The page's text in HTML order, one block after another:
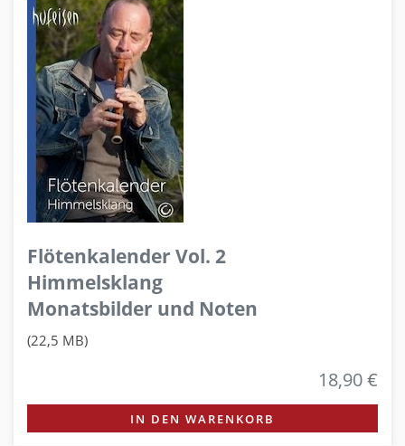
Flötenkalender Vol. 2
Himmelsklang
Monatsbilder und Noten
(22,5 MB)
18,90 €
IN DEN WARENKORB